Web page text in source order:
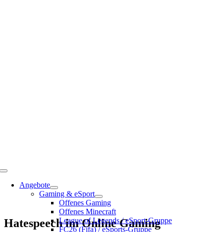
Toggle
NavigationAngebote
Gaming & eSport
Offenes Gaming
Offenes Minecraft
League of Legends / eSport-Gruppe
FC26 (Fifa) / eSports-Gruppe
Hatespeech im Online Gaming